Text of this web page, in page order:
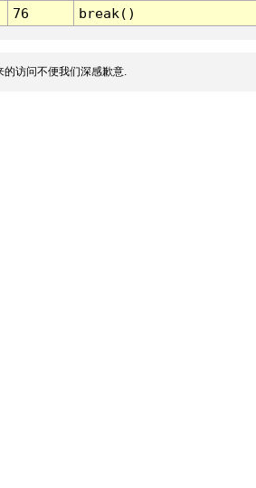
76 break()
访问不便我们深感歉意.